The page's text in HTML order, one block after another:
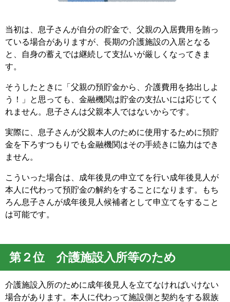
当初は、息子さんが自分の貯金で、父親の入居費用を賄っ
ている場合がありますが、長期の介護施設の入居となる
と、自身の蓄えでは継続して支払いが厳しくなってきま
す。
そうしたときに「父親の預貯金から、介護費用を捻出しよ
う！」と思っても、金融機関は貯金の支払いには応じてく
れません。息子さんは父親本人ではないからです。
実際に、息子さんが父親本人のために使用するために預貯
金を下ろすつもりでも金融機関はその手続きに協力はでき
ません。
こういった場合は、成年後見の申立てを行い成年後見人が
本人に代わって預貯金の解約をすることになります。もち
ろん息子さんが成年後見人候補者として申立てをすること
は可能です。
第２位 介護施設入所等のため
介護施設入所のために成年後見人を立てなければいけない
場合があります。本人に代わって施設側と契約をする親族